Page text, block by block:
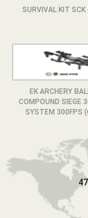
SURVIVAL KIT
EK ARCHERY
COMPOUND SIEGE
SYSTEM 300FPS